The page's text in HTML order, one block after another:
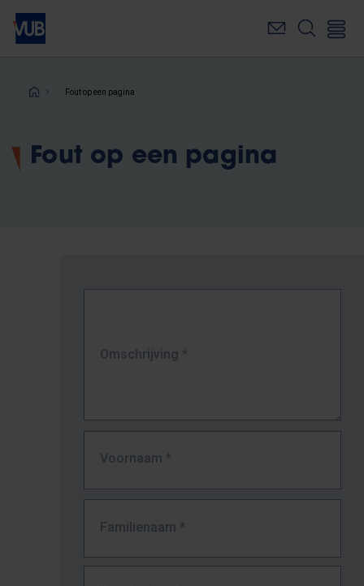
Overslaan
naar
inhoudKruimelpad
Fout op een pagina
Fout op een pagina
Omschrijving *
Voornaam *
Familienaam *